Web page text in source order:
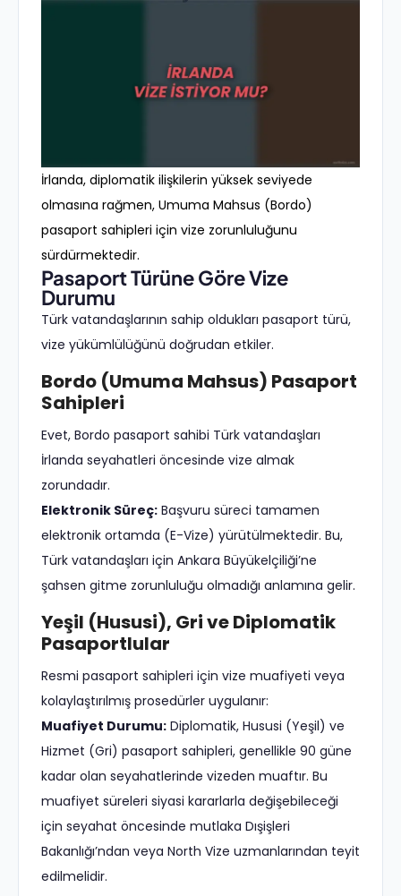
İrlanda, diplomatik ilişkilerin yüksek seviyede
olmasına rağmen, Umuma Mahsus (Bordo)
pasaport sahipleri için vize zorunluluğunu
sürdürmektedir.
Pasaport Türüne Göre Vize
Durumu
Türk vatandaşlarının sahip oldukları pasaport türü,
vize yükümlülüğünü doğrudan etkiler.
Bordo (Umuma Mahsus) Pasaport
Sahipleri
Evet, Bordo pasaport sahibi Türk vatandaşları
İrlanda seyahatleri öncesinde vize almak
zorundadır.
Elektronik Süreç: Başvuru süreci tamamen
elektronik ortamda (E-Vize) yürütülmektedir. Bu,
Türk vatandaşları için Ankara Büyükelçiliği’ne
şahsen gitme zorunluluğu olmadığı anlamına gelir.
Yeşil (Hususi), Gri ve Diplomatik
Pasaportlular
Resmi pasaport sahipleri için vize muafiyeti veya
kolaylaştırılmış prosedürler uygulanır:
Muafiyet Durumu: Diplomatik, Hususi (Yeşil) ve
Hizmet (Gri) pasaport sahipleri, genellikle 90 güne
kadar olan seyahatlerinde vizeden muaftır. Bu
muafiyet süreleri siyasi kararlarla değişebileceği
için seyahat öncesinde mutlaka Dışişleri
Bakanlığı’ndan veya North Vize uzmanlarından teyit
edilmelidir.